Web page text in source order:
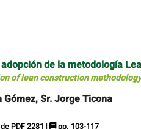
de la metodología
of lean construction
Gómez, Sr. Jorge Ticona
PDF 2281 | pp. 103-117